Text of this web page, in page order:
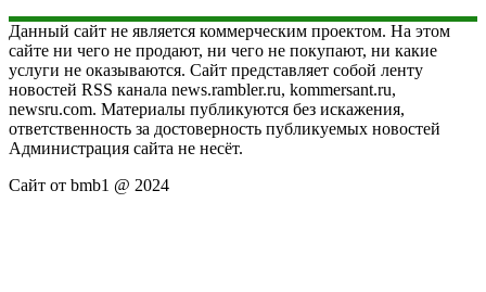
Данный сайт не является коммерческим проектом. На этом
сайте ни чего не продают, ни чего не покупают, ни какие
услуги не оказываются. Сайт представляет собой ленту
новостей RSS канала news.rambler.ru, kommersant.ru,
newsru.com. Материалы публикуются без искажения,
ответственность за достоверность публикуемых новостей
Администрация сайта не несёт.
Сайт от bmb1 @ 2024